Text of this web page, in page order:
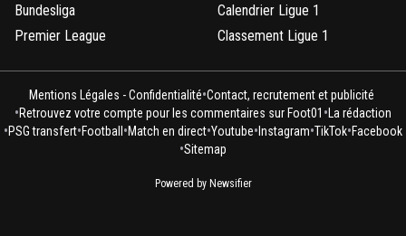
Bundesliga
Premier League
Calendrier Ligue 1
Classement Ligue 1
Mentions Légales - Confidentialité•Contact, recrutement et publicité
•Retrouvez votre compte pour les commentaires sur Foot01 •La rédaction
•PSG transfert•Football •Match en direct•Youtube• Instagram•TikTok•Facebook
•Sitemap
Powered by Newsifier